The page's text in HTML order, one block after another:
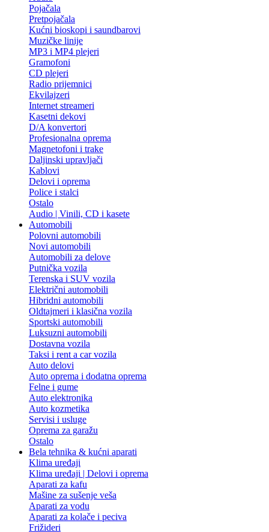
Pojačala
Pretpojačala
Kućni bioskopi i saundbarovi
Muzičke linije
MP3 i MP4 plejeri
Gramofoni
CD plejeri
Radio prijemnici
Ekvilajzeri
Internet streameri
Kasetni dekovi
D/A konvertori
Profesionalna oprema
Magnetofoni i trake
Daljinski upravljači
Kablovi
Delovi i oprema
Police i stalci
Ostalo
Audio | Vinili, CD i kasete
Automobili
Polovni automobili
Novi automobili
Automobili za delove
Putnička vozila
Terenska i SUV vozila
Električni automobili
Hibridni automobili
Oldtajmeri i klasična vozila
Sportski automobili
Luksuzni automobili
Dostavna vozila
Taksi i rent a car vozila
Auto delovi
Auto oprema i dodatna oprema
Felne i gume
Auto elektronika
Auto kozmetika
Servisi i usluge
Oprema za garažu
Ostalo
Bela tehnika & kućni aparati
Klima uređaji
Klima uređaji | Delovi i oprema
Aparati za kafu
Mašine za sušenje veša
Aparati za vodu
Aparati za kolače i peciva
Frižideri